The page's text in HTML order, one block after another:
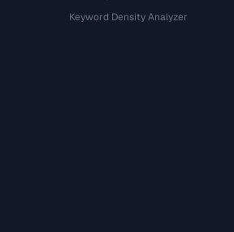
Keyword Density Analyzer